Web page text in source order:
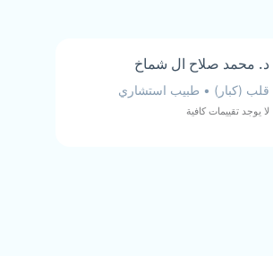
د. محمد صلاح ال شماخ
قلب (كبار) • طبيب استشاري
لا يوجد تقييمات كافية